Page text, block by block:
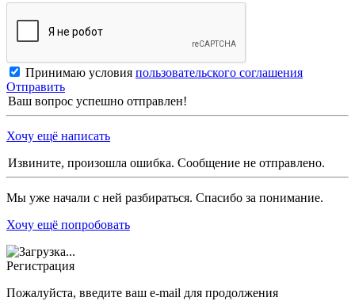
Принимаю условия пользовательского соглашения
Отправить
Ваш вопрос успешно отправлен!
Хочу ещё написать
Извините, произошла ошибка. Сообщение не отправлено.
Мы уже начали с ней разбираться. Спасибо за понимание.
Хочу ещё попробовать
Регистрация
Пожалуйста, введите ваш e-mail для продолжения